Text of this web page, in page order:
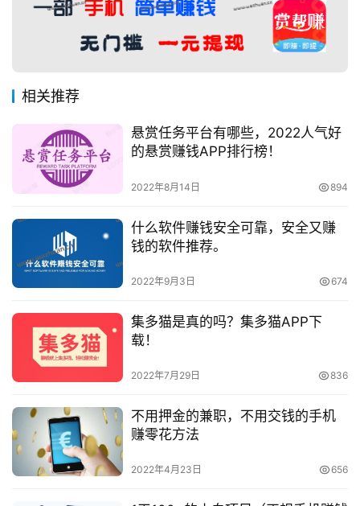
相关推荐
悬赏任务平台有哪些，2022人气好
的悬赏赚钱APP排行榜！
2022年8月14日 894
什么软件赚钱安全可靠，安全又赚
钱的软件推荐。
2022年9月3日 674
集多猫是真的吗？集多猫APP下
载！
2022年7月29日 836
不用押金的兼职，不用交钱的手机
赚零花方法
2022年4月23日 656